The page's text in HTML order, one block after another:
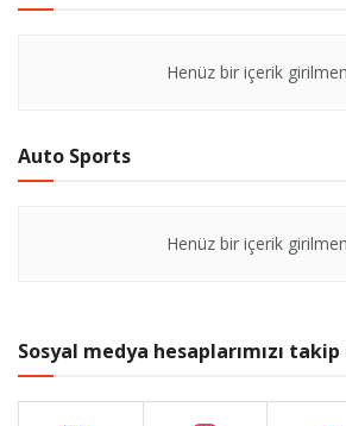
Henüz bir içerik
Auto Sports
Henüz bir içerik
Sosyal medya hesaplarımızı